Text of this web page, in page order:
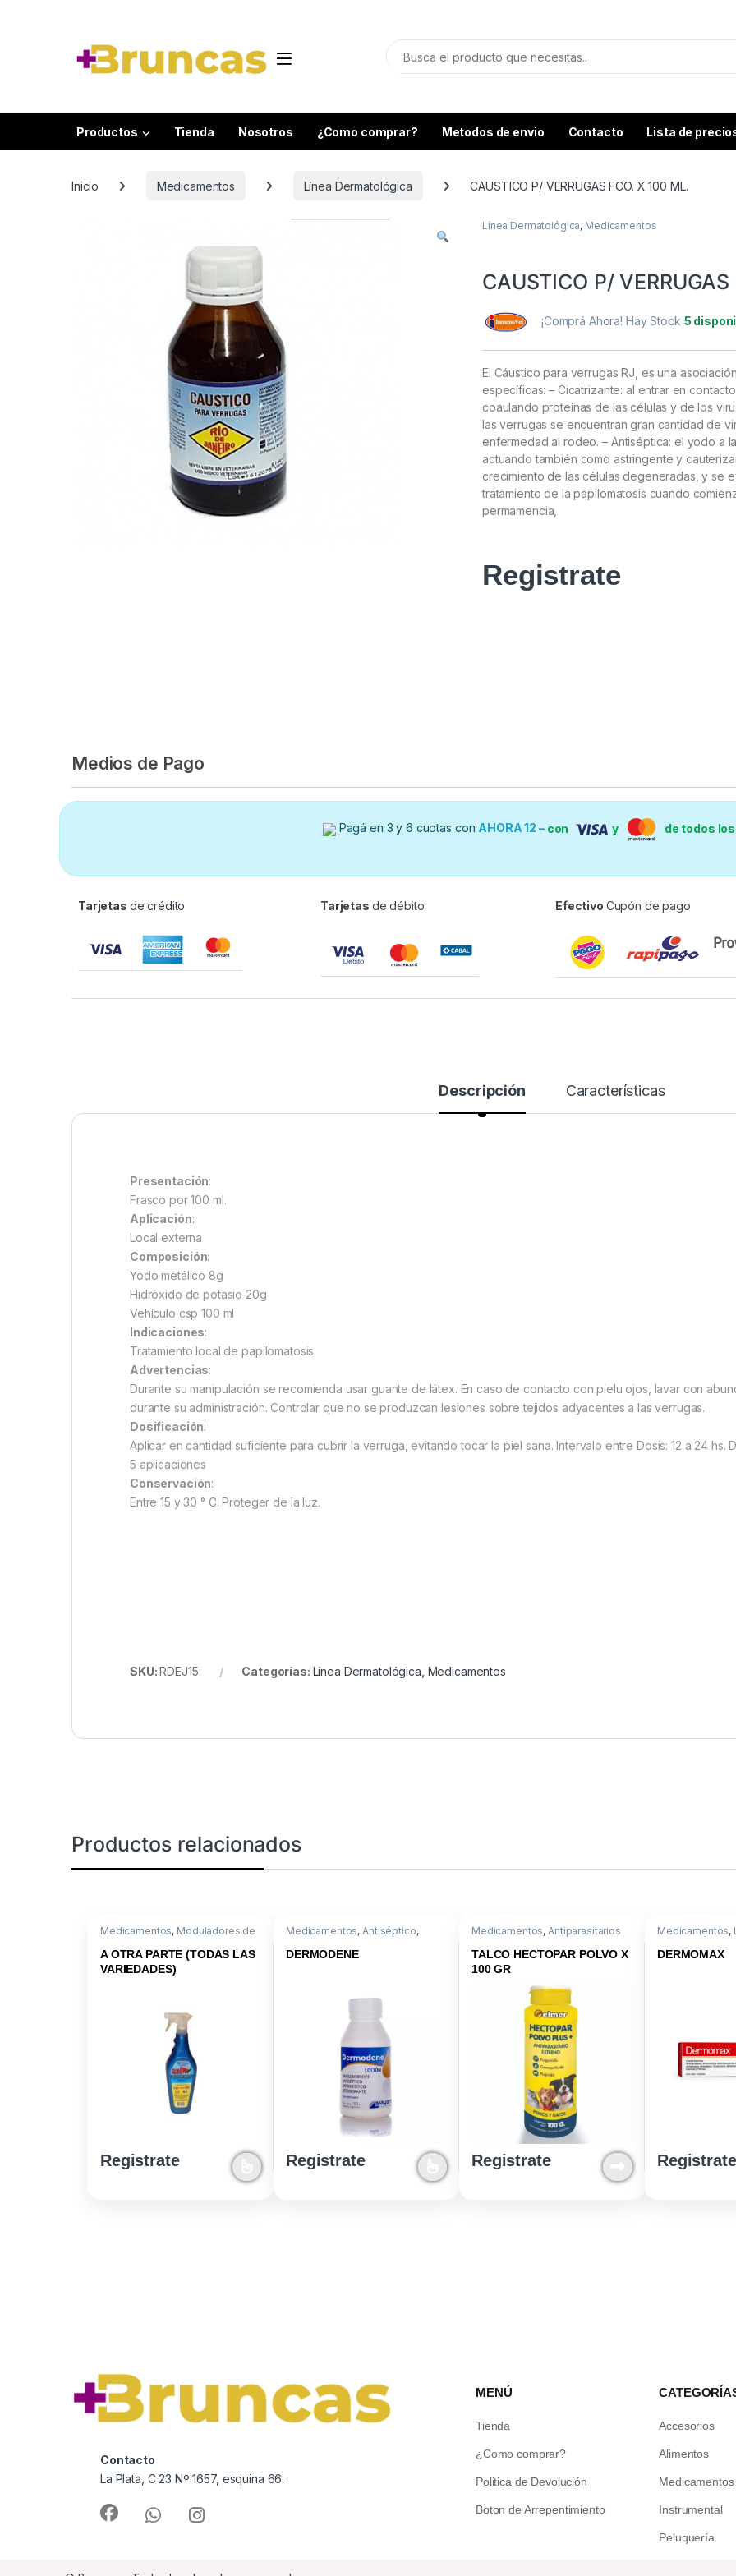
Productos Tienda Nosotros ¿Como comprar? Metodos de envio Contacto Lista de
Inicio Medicamentos Línea Dermatológica CAUSTICO P/ VERRUGAS FCO. X 100 ML.
Línea Dermatológica, Medicamentos
CAUSTICO P/
¡Comprá Ahora! Hay Stock 5
El Cáustico para verrugas RJ, es una
específicas: – Cicatrizante: al entrar en
coaulando proteínas de las células y de los
las verrugas se encuentran gran cantidad de
enfermedad al rodeo. – Antiséptica: el yodo a
actuando también como astringente y
crecimiento de las células degeneradas, y se
tratamiento de la papilomatosis cuando
permamencia,
Registrate
Medios de Pago
Pagá en 3 y 6 cuotas con AHORA 12 – con y de todos
Tarjetas de crédito Tarjetas de débito Efectivo Cupón de pago
Descripción Características
Presentación:
Frasco por 100 ml.
Aplicación:
Local externa
Composición:
Yodo metálico 8g
Hidróxido de potasio 20g
Vehículo csp 100 ml
Indicaciones:
Tratamiento local de papilomatosis.
Advertencias:
Durante su manipulación se recomienda usar guante de látex. En caso de contacto con pielu ojos, lavar con
durante su administración. Controlar que no se produzcan lesiones sobre tejidos adyacentes a las verrugas.
Dosificación:
Aplicar en cantidad suficiente para cubrir la verruga, evitando tocar la piel sana. Intervalo entre Dosis: 12 a 24 hs.
5 aplicaciones
Conservación:
Entre 15 y 30 ° C. Proteger de la luz.
SKU:RDEJ15 Categorías: Línea Dermatológica Medicamentos
Productos relacionados
Medicamentos, Moduladores de
Naftaleno
A OTRA PARTE (TODAS LAS
VARIEDADES)
Registrate
Medicamentos,Antiséptico,
DERMODENE
Registrate
Medicamentos,Antiparasitarios
Antiparasitario Externo
Talcos,Propoxur
TALCO HECTOPAR POLVO X
100 GR
Registrate
Medicamentos,
Dermatológica
DERMOMAX
Registrate
Contacto
La Plata, C 23 Nº 1657, esquina 66.
MENÚ
Tienda
¿Como comprar?
Politica de Devolución
Boton de Arrepentimiento
Accesorios
Alimentos
Medicamentos
Instrumental
Peluquería